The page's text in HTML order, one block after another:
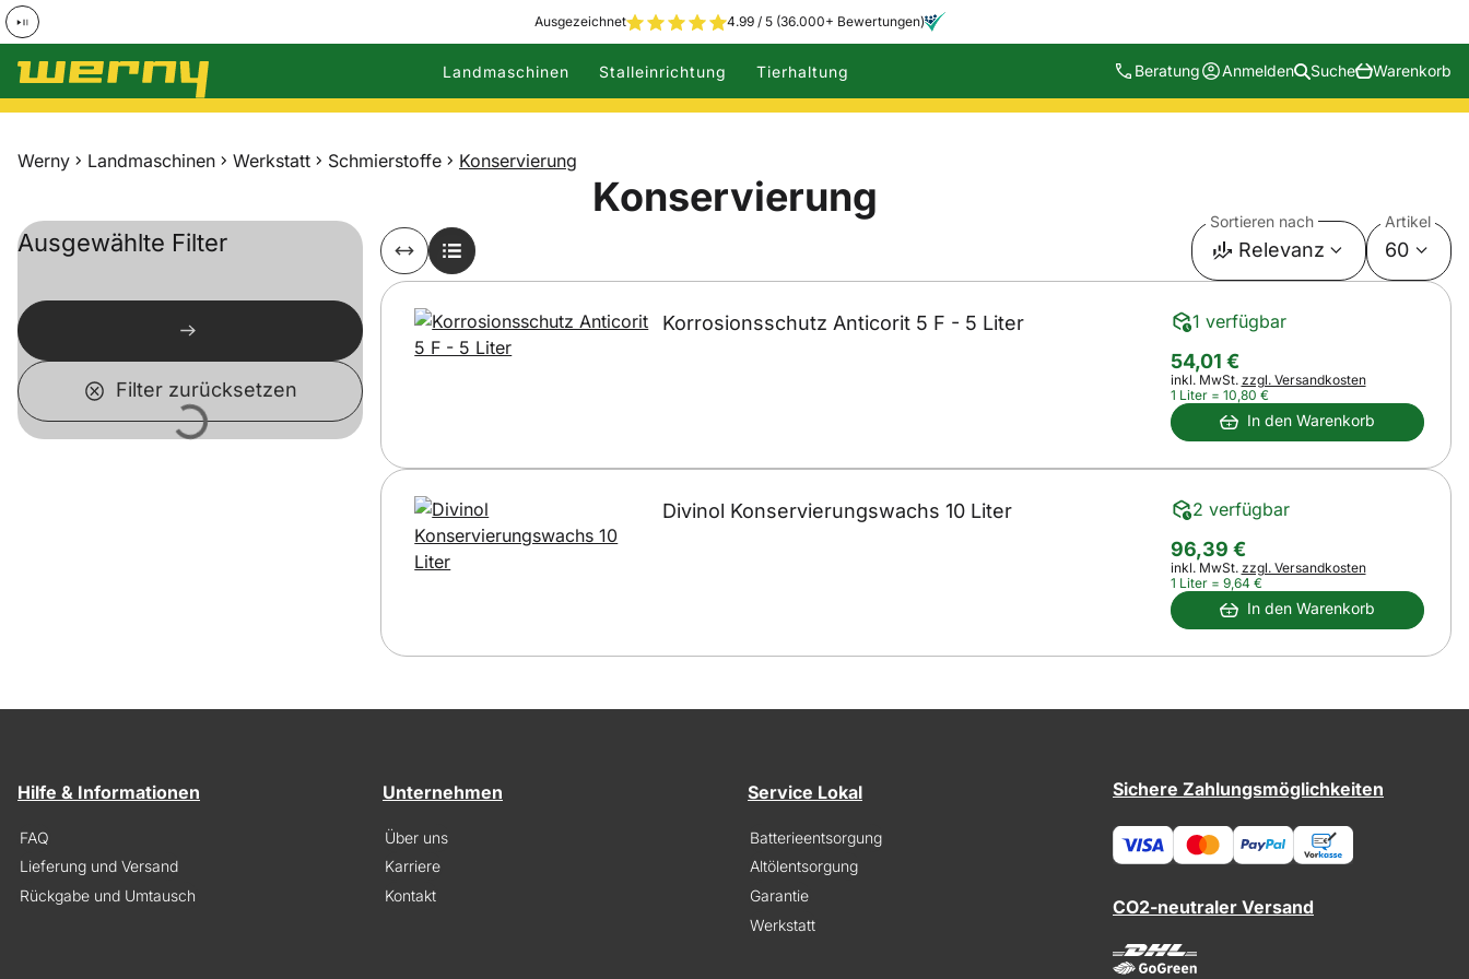
Ausgezeichnet 4.99 / 5 (36.000+ Bewertungen)
Zum Hauptinhalt springen
Landmaschinen Stalleinrichtung Tierhaltung Beratung Anmelden Suche Warenkorb
Werny Landmaschinen Werkstatt Schmierstoffe Konservierung
Konservierung
Lädt
Ausgewählte Filter
Filter zurücksetzen
Sortieren nach
Relevanz
Artikel
60
Korrosionsschutz Anticorit 5 F - 5 Liter 1 verfügbar
54,01 €
Steuerhinweis:
inkl. MwSt. zzgl. Versandkosten
1 Liter = 10,80 €
In den Warenkorb
Divinol Konservierungswachs 10 Liter 2 verfügbar
96,39 €
Steuerhinweis:
inkl. MwSt. zzgl. Versandkosten
1 Liter = 9,64 €
In den Warenkorb
Hilfe & Informationen
FAQ
Lieferung und Versand
Rückgabe und Umtausch
Unternehmen
Über uns
Karriere
Kontakt
Service Lokal
Batterieentsorgung
Altölentsorgung
Garantie
Werkstatt
Sichere Zahlungsmöglichkeiten
CO2-neutraler Versand